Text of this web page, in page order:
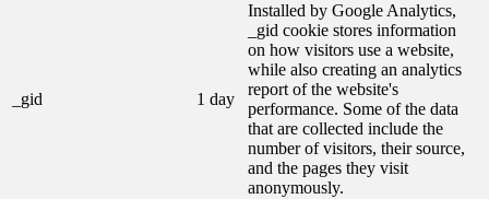
_gid 1 day
Installed by Google Analytics,
_gid cookie stores information
on how visitors use a website,
while also creating an analytics
report of the website's
performance. Some of the data
that are collected include the
number of visitors, their source,
and the pages they visit
anonymously.